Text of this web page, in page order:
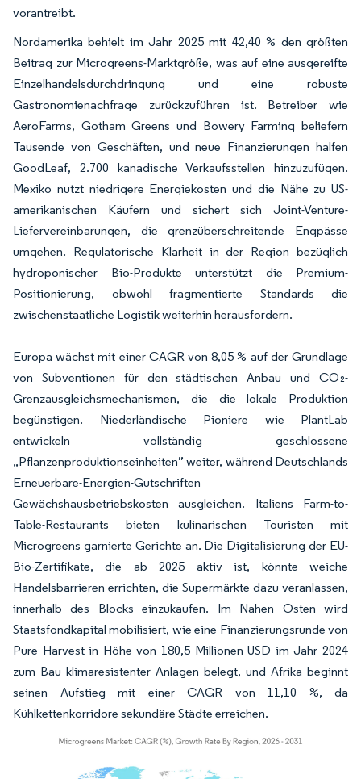
vorantreibt.
Nordamerika behielt im Jahr 2025 mit 42,40 % den größten
Beitrag zur Microgreens-Marktgröße, was auf eine ausgereifte
Einzelhandelsdurchdringung und eine robuste
Gastronomienachfrage zurückzuführen ist. Betreiber wie
AeroFarms, Gotham Greens und Bowery Farming beliefern
Tausende von Geschäften, und neue Finanzierungen halfen
GoodLeaf, 2.700 kanadische Verkaufsstellen hinzuzufügen.
Mexiko nutzt niedrigere Energiekosten und die Nähe zu US-
amerikanischen Käufern und sichert sich Joint-Venture-
Liefervereinbarungen, die grenzüberschreitende Engpässe
umgehen. Regulatorische Klarheit in der Region bezüglich
hydroponischer Bio-Produkte unterstützt die Premium-
Positionierung, obwohl fragmentierte Standards die
zwischenstaatliche Logistik weiterhin herausfordern.
Europa wächst mit einer CAGR von 8,05 % auf der Grundlage
von Subventionen für den städtischen Anbau und CO₂-
Grenzausgleichsmechanismen, die die lokale Produktion
begünstigen. Niederländische Pioniere wie PlantLab
entwickeln vollständig geschlossene
„Pflanzenproduktionseinheiten” weiter, während Deutschlands
Erneuerbare-Energien-Gutschriften
Gewächshausbetriebskosten ausgleichen. Italiens Farm-to-
Table-Restaurants bieten kulinarischen Touristen mit
Microgreens garnierte Gerichte an. Die Digitalisierung der EU-
Bio-Zertifikate, die ab 2025 aktiv ist, könnte weiche
Handelsbarrieren errichten, die Supermärkte dazu veranlassen,
innerhalb des Blocks einzukaufen. Im Nahen Osten wird
Staatsfondkapital mobilisiert, wie eine Finanzierungsrunde von
Pure Harvest in Höhe von 180,5 Millionen USD im Jahr 2024
zum Bau klimaresistenter Anlagen belegt, und Afrika beginnt
seinen Aufstieg mit einer CAGR von 11,10 %, da
Kühlkettenkorridore sekundäre Städte erreichen.